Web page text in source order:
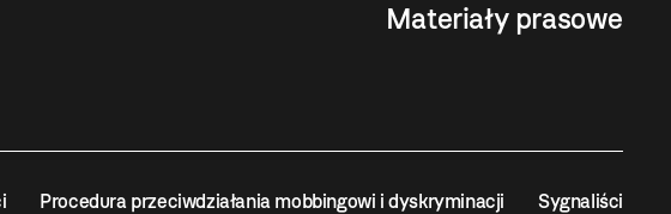
Materiały prasowe
Procedura przeciwdziałania mobbingowi i dyskryminacji Sygnaliści